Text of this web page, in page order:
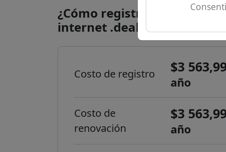
¿Cómo registrar un
internet .dealer?
Costo de registro $3
año
Costo de
renovación
$3
año